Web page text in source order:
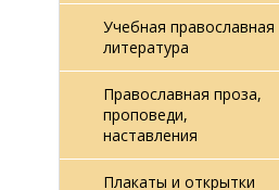
Учебная православная
литература
Православная проза,
проповеди,
наставления
Плакаты и открытки